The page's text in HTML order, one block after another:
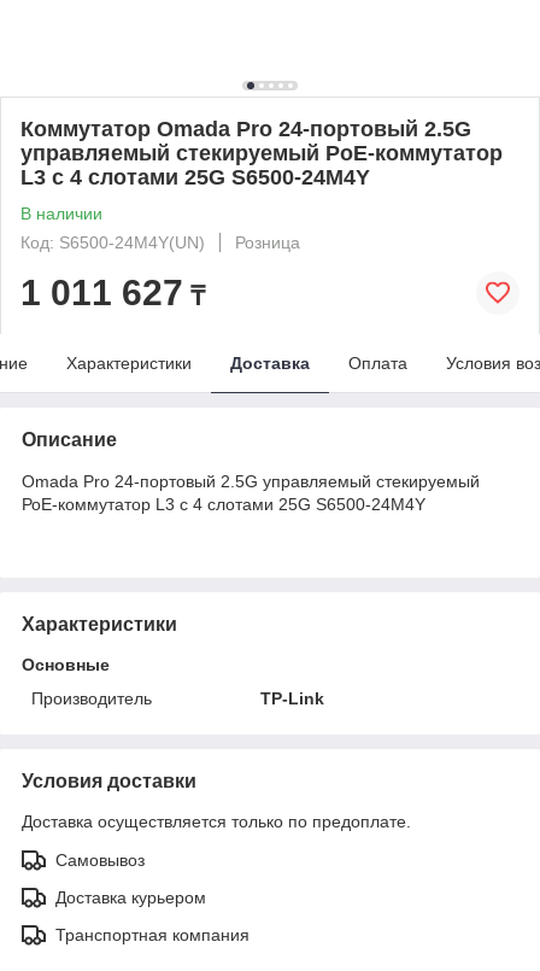
Коммутатор Omada Pro 24‑портовый 2.5G
управляемый стекируемый РоЕ-коммутатор
L3 с 4 слотами 25G S6500-24M4Y
В наличии
Код: S6500-24M4Y(UN)
Розница
1 011 627 ₸
Характеристики Доставка Оплата Условия
Описание
Omada Pro 24‑портовый 2.5G управляемый стекируемый
РоЕ-коммутатор L3 с 4 слотами 25G S6500-24M4Y
Характеристики
Основные
Производитель
TP-Link
Условия доставки
Доставка осуществляется только по предоплате.
Самовывоз
Доставка курьером
Транспортная компания